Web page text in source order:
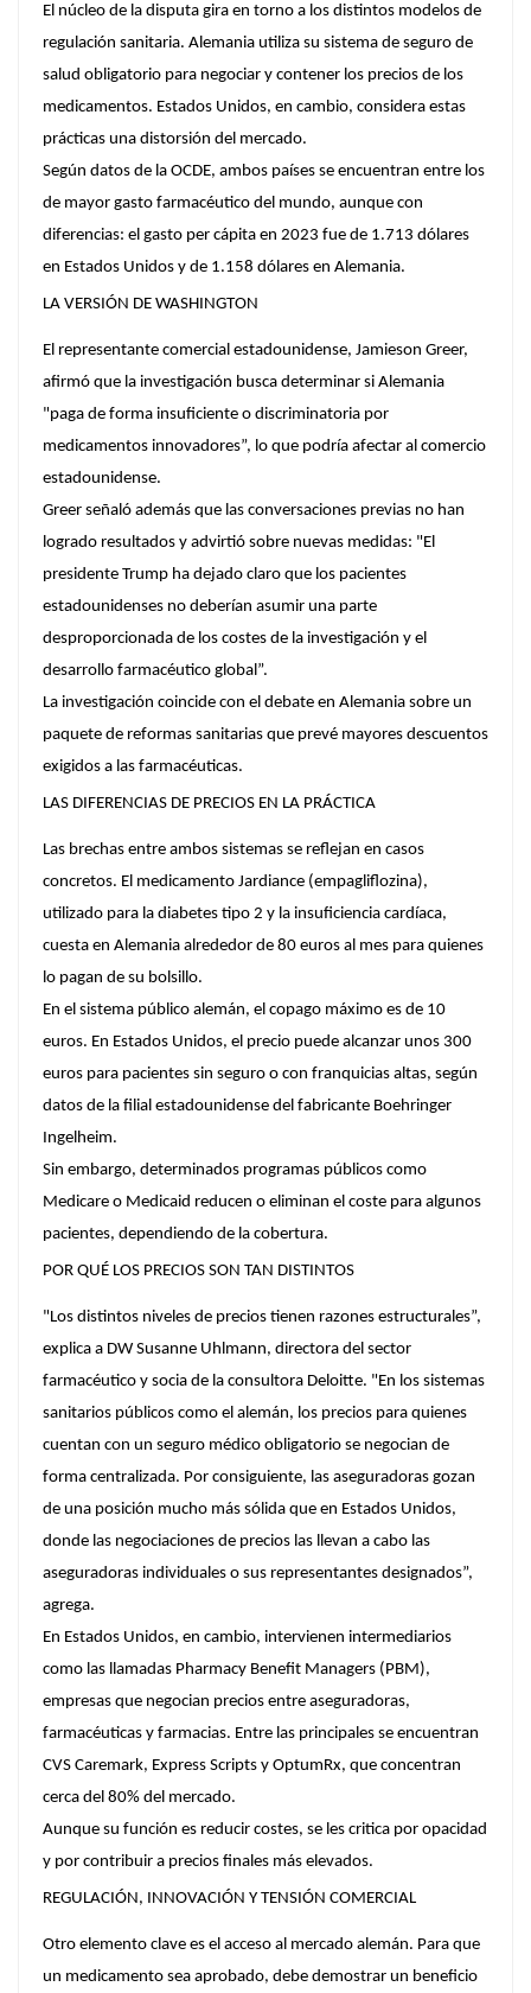
El núcleo de la disputa gira en torno a los distintos modelos de
regulación sanitaria. Alemania utiliza su sistema de seguro de
salud obligatorio para negociar y contener los precios de los
medicamentos. Estados Unidos, en cambio, considera estas
prácticas una distorsión del mercado.
Según datos de la OCDE, ambos países se encuentran entre los
de mayor gasto farmacéutico del mundo, aunque con
diferencias: el gasto per cápita en 2023 fue de 1.713 dólares
en Estados Unidos y de 1.158 dólares en Alemania.
LA VERSIÓN DE WASHINGTON
El representante comercial estadounidense, Jamieson Greer,
afirmó que la investigación busca determinar si Alemania
"paga de forma insuficiente o discriminatoria por
medicamentos innovadores”, lo que podría afectar al comercio
estadounidense.
Greer señaló además que las conversaciones previas no han
logrado resultados y advirtió sobre nuevas medidas: "El
presidente Trump ha dejado claro que los pacientes
estadounidenses no deberían asumir una parte
desproporcionada de los costes de la investigación y el
desarrollo farmacéutico global”.
La investigación coincide con el debate en Alemania sobre un
paquete de reformas sanitarias que prevé mayores descuentos
exigidos a las farmacéuticas.
LAS DIFERENCIAS DE PRECIOS EN LA PRÁCTICA
Las brechas entre ambos sistemas se reflejan en casos
concretos. El medicamento Jardiance (empagliflozina),
utilizado para la diabetes tipo 2 y la insuficiencia cardíaca,
cuesta en Alemania alrededor de 80 euros al mes para quienes
lo pagan de su bolsillo.
En el sistema público alemán, el copago máximo es de 10
euros. En Estados Unidos, el precio puede alcanzar unos 300
euros para pacientes sin seguro o con franquicias altas, según
datos de la filial estadounidense del fabricante Boehringer
Ingelheim.
Sin embargo, determinados programas públicos como
Medicare o Medicaid reducen o eliminan el coste para algunos
pacientes, dependiendo de la cobertura.
POR QUÉ LOS PRECIOS SON TAN DISTINTOS
"Los distintos niveles de precios tienen razones estructurales”,
explica a DW Susanne Uhlmann, directora del sector
farmacéutico y socia de la consultora Deloitte. "En los sistemas
sanitarios públicos como el alemán, los precios para quienes
cuentan con un seguro médico obligatorio se negocian de
forma centralizada. Por consiguiente, las aseguradoras gozan
de una posición mucho más sólida que en Estados Unidos,
donde las negociaciones de precios las llevan a cabo las
aseguradoras individuales o sus representantes designados”,
agrega.
En Estados Unidos, en cambio, intervienen intermediarios
como las llamadas Pharmacy Benefit Managers (PBM),
empresas que negocian precios entre aseguradoras,
farmacéuticas y farmacias. Entre las principales se encuentran
CVS Caremark, Express Scripts y OptumRx, que concentran
cerca del 80% del mercado.
Aunque su función es reducir costes, se les critica por opacidad
y por contribuir a precios finales más elevados.
REGULACIÓN, INNOVACIÓN Y TENSIÓN COMERCIAL
Otro elemento clave es el acceso al mercado alemán. Para que
un medicamento sea aprobado, debe demostrar un beneficio